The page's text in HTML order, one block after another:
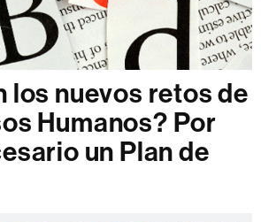
los nuevos retos de
Humanos? Por
un Plan de